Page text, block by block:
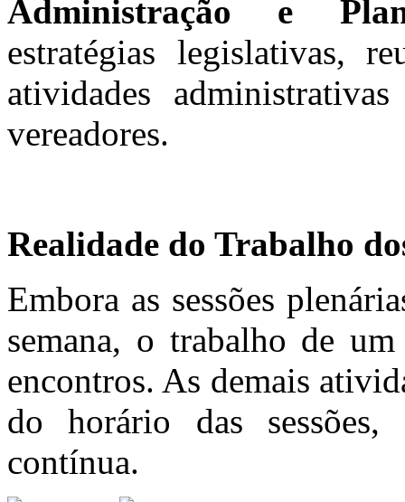
Administração e
estratégias legislativas,
atividades
vereadores.
Realidade do Trabalho
Embora as sessões
semana, o trabalho de
encontros. As demais
do horário das sessões,
contínua.